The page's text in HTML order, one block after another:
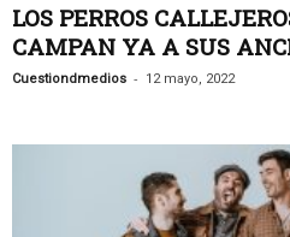
LOS PERROS
CAMPAN YA A SUS
Cuestiondmedios - 12 mayo, 2022